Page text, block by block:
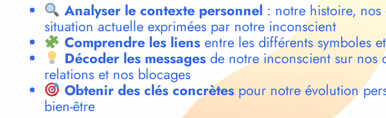
Analyser le contexte personnel: notre histoire, nos
situation actuelle exprimées par notre inconscient
Comprendre les liensentre les différents symboles
Décoder les messagesde notre inconscient sur nos
relations et nos blocages
Obtenir des clés concrètespour notre évolution
bien-être